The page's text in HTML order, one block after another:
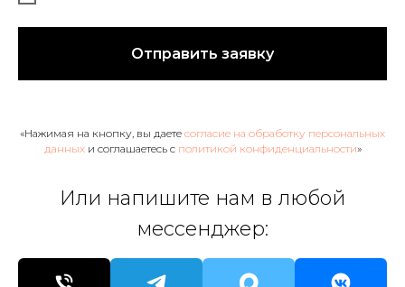
Отправить заявку
«Нажимая на кнопку, вы даете согласие на обработку персональных
данныхи соглашаетесь c политикой конфиденциальности»
Или напишите нам в любой
мессенджер: